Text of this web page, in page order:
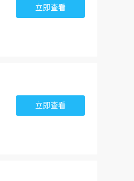
立即查看
立即查看